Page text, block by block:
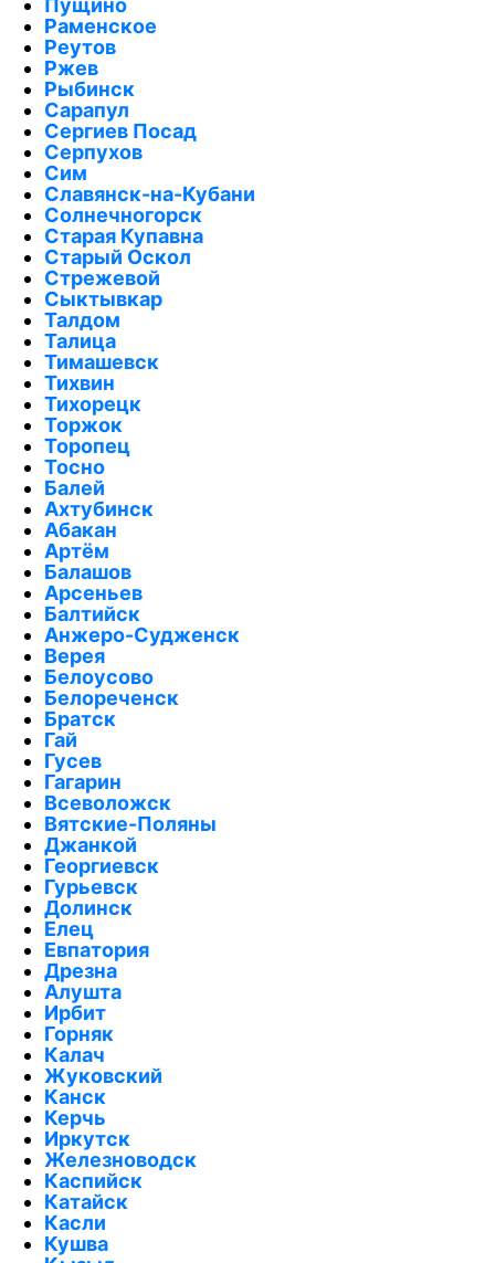
Раменское
Реутов
Ржев
Рыбинск
Сарапул
Сергиев Посад
Серпухов
Сим
Славянск-на-Кубани
Солнечногорск
Старая Купавна
Старый Оскол
Стрежевой
Сыктывкар
Талдом
Талица
Тимашевск
Тихвин
Тихорецк
Торжок
Торопец
Тосно
Балей
Ахтубинск
Абакан
Артём
Балашов
Арсеньев
Балтийск
Анжеро-Судженск
Верея
Белоусово
Белореченск
Братск
Гай
Гусев
Гагарин
Всеволожск
Вятские-Поляны
Джанкой
Георгиевск
Гурьевск
Долинск
Елец
Евпатория
Дрезна
Алушта
Ирбит
Горняк
Калач
Жуковский
Канск
Керчь
Иркутск
Железноводск
Каспийск
Катайск
Касли
Кушва